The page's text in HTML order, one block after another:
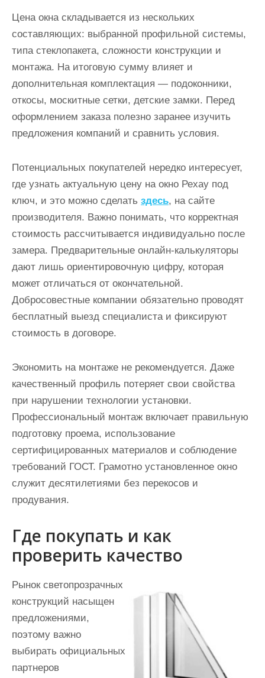
Цена окна складывается из нескольких
составляющих: выбранной профильной системы,
типа стеклопакета, сложности конструкции и
монтажа. На итоговую сумму влияет и
дополнительная комплектация — подоконники,
откосы, москитные сетки, детские замки. Перед
оформлением заказа полезно заранее изучить
предложения компаний и сравнить условия.
Потенциальных покупателей нередко интересует,
где узнать актуальную цену на окно Рехау под
ключ, и это можно сделать здесь, на сайте
производителя. Важно понимать, что корректная
стоимость рассчитывается индивидуально после
замера. Предварительные онлайн-калькуляторы
дают лишь ориентировочную цифру, которая
может отличаться от окончательной.
Добросовестные компании обязательно проводят
бесплатный выезд специалиста и фиксируют
стоимость в договоре.
Экономить на монтаже не рекомендуется. Даже
качественный профиль потеряет свои свойства
при нарушении технологии установки.
Профессиональный монтаж включает правильную
подготовку проема, использование
сертифицированных материалов и соблюдение
требований ГОСТ. Грамотно установленное окно
служит десятилетиями без перекосов и
продувания.
Где покупать и как
проверить качество
Рынок светопрозрачных
конструкций насыщен
предложениями,
поэтому важно
выбирать официальных
партнеров